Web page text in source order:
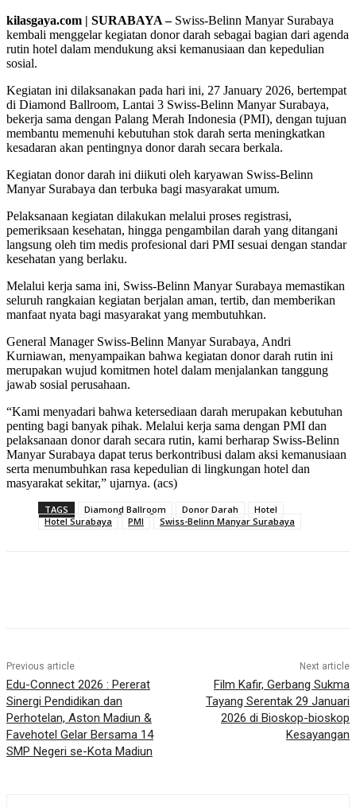
kilasgaya.com | SURABAYA – Swiss-Belinn Manyar Surabaya
kembali menggelar kegiatan donor darah sebagai bagian dari agenda
rutin hotel dalam mendukung aksi kemanusiaan dan kepedulian
sosial.
Kegiatan ini dilaksanakan pada hari ini, 27 January 2026, bertempat
di Diamond Ballroom, Lantai 3 Swiss-Belinn Manyar Surabaya,
bekerja sama dengan Palang Merah Indonesia (PMI), dengan tujuan
membantu memenuhi kebutuhan stok darah serta meningkatkan
kesadaran akan pentingnya donor darah secara berkala.
Kegiatan donor darah ini diikuti oleh karyawan Swiss-Belinn
Manyar Surabaya dan terbuka bagi masyarakat umum.
Pelaksanaan kegiatan dilakukan melalui proses registrasi,
pemeriksaan kesehatan, hingga pengambilan darah yang ditangani
langsung oleh tim medis profesional dari PMI sesuai dengan standar
kesehatan yang berlaku.
Melalui kerja sama ini, Swiss-Belinn Manyar Surabaya memastikan
seluruh rangkaian kegiatan berjalan aman, tertib, dan memberikan
manfaat nyata bagi masyarakat yang membutuhkan.
General Manager Swiss-Belinn Manyar Surabaya, Andri
Kurniawan, menyampaikan bahwa kegiatan donor darah rutin ini
merupakan wujud komitmen hotel dalam menjalankan tanggung
jawab sosial perusahaan.
“Kami menyadari bahwa ketersediaan darah merupakan kebutuhan
penting bagi banyak pihak. Melalui kerja sama dengan PMI dan
pelaksanaan donor darah secara rutin, kami berharap Swiss-Belinn
Manyar Surabaya dapat terus berkontribusi dalam aksi kemanusiaan
serta menumbuhkan rasa kepedulian di lingkungan hotel dan
masyarakat sekitar,” ujarnya. (acs)
TAGS Diamond Ballroom Donor Darah
Hotel
Hotel Surabaya
PMI Swiss-Belinn Manyar Surabaya
Previous article
Edu-Connect 2026 : Pererat
Sinergi Pendidikan dan
Perhotelan, Aston Madiun &
Favehotel Gelar Bersama 14
SMP Negeri se-Kota Madiun
Next article
Film Kafir, Gerbang Sukma
Tayang Serentak 29 Januari
2026 di Bioskop-bioskop
Kesayangan